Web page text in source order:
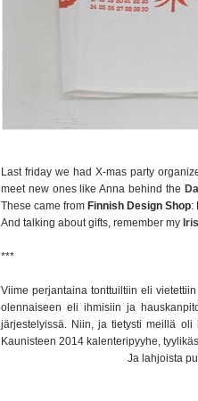
Last friday we had X-mas party
meet new ones like Anna behind the
These came from Finnish Design Shop:
And talking about gifts, remember my
***
Viime perjantaina tonttuiltiin eli
olennaiseen eli ihmisiin ja
järjestelyissä. Niin, ja tietysti meillä oli
Kaunisteen 2014 kalenteripyyhe,
Ja lahjoista